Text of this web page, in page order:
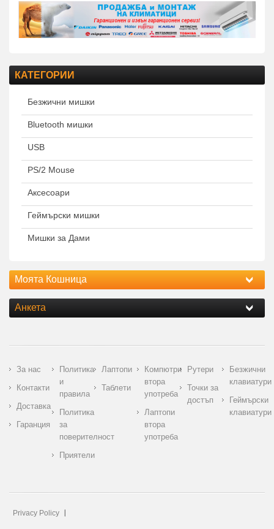
КАТЕГОРИИ
Безжични мишки
Bluetooth мишки
USB
PS/2 Mouse
Аксесоари
Геймърски мишки
Мишки за Дами
Моята Кошница
Анкета
За нас
Контакти
Доставка
Гаранция
Политика
и
правила
Политика
за
поверителност
Приятели
Лаптопи
Таблети
Компютри
втора
употреба
Лаптопи
втора
употреба
Рутери
Точки за
достъп
Безжични
клавиатури
Геймърски
клавиатури
Privacy Policy